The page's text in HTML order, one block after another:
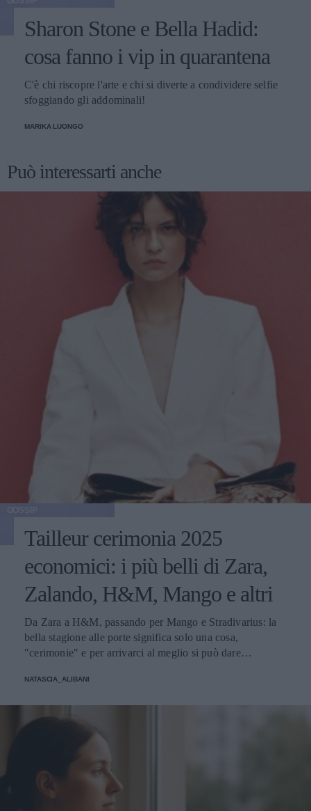
Sharon Stone e Bella Hadid:
cosa fanno i vip in quarantena
C'è chi riscopre l'arte e chi si diverte a condividere selfie
sfoggiando gli addominali!
MARIKA LUONGO
Può interessarti anche
Tailleur cerimonia 2025
economici: i più belli di Zara,
Zalando, H&M, Mango e altri
Da Zara a H&M, passando per Mango e Stradivarius: la
bella stagione alle porte significa solo una cosa,
"cerimonie" e per arrivarci al meglio si può dare
NATASCIA_ALIBANI